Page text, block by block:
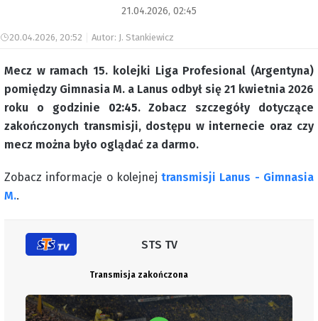
21.04.2026, 02:45
20.04.2026, 20:52 Autor: J. Stankiewicz
Mecz w ramach 15. kolejki Liga Profesional (Argentyna)
pomiędzy Gimnasia M. a Lanus odbył się 21 kwietnia 2026
roku o godzinie 02:45. Zobacz szczegóły dotyczące
zakończonych transmisji, dostępu w internecie oraz czy
mecz można było oglądać za darmo.
Zobacz informacje o kolejnejtransmisji Lanus - Gimnasia
M..
STS TV
Transmisja zakończona